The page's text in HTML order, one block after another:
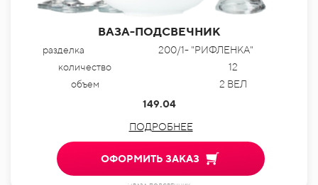
ВАЗА-ПОДСВЕЧНИК
разделка
200/1- "РИФЛЕНКА"
количество
12
объем
2 ВЕЛ
149.04
ПОДРОБНЕЕ
ОФОРМИТЬ ЗАКАЗ